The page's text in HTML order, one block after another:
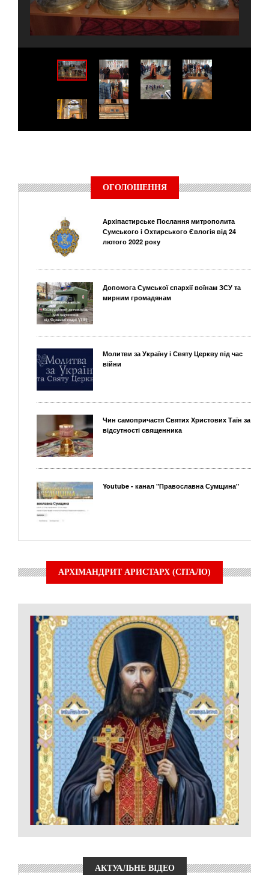
ОГОЛОШЕННЯ
Архіпастирське Послання митрополита
Сумського і Охтирського Євлогія від 24
лютого 2022 року
Допомога Сумської єпархії воїнам ЗСУ та
мирним громадянам
Молитви за Україну і Святу Церкву під час
війни
Чин самопричастя Святих Христових Таїн за
відсутності священника
Youtube - канал "Православна Сумщина"
АРХІМАНДРИТ АРИСТАРХ (СІТАЛО)
АКТУАЛЬНЕ ВІДЕО